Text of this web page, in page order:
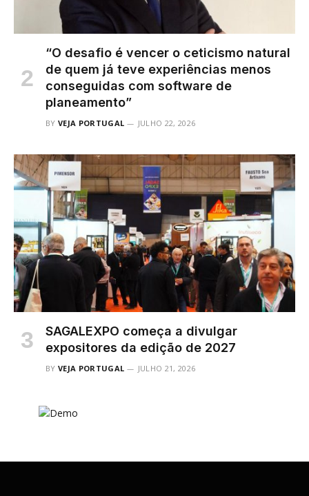
“O desafio é vencer o ceticismo natural
de quem já teve experiências menos
conseguidas com software de
planeamento”
BY VEJA PORTUGAL JULHO 22, 2026
SAGALEXPO começa a divulgar
expositores da edição de 2027
BY VEJA PORTUGAL JULHO 21, 2026